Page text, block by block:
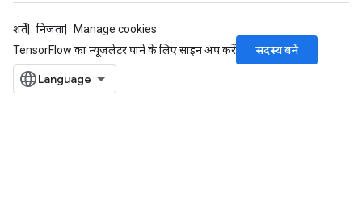
शर्तें निजता
Manage cookies
TensorFlow का न्यूज़लेटर पाने के लिए साइन अप करें
सदस्य बनें